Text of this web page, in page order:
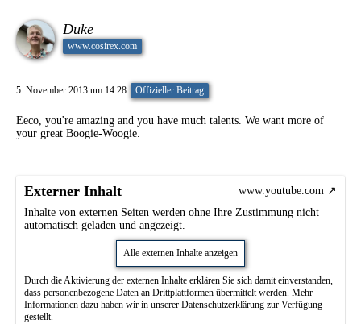
Duke
www.cosirex.com
5. November 2013 um 14:28 Offizieller Beitrag
Eeco, you're amazing and you have much talents. We want more of
your great Boogie-Woogie.
Externer Inhalt
www.youtube.com
Inhalte von externen Seiten werden ohne Ihre Zustimmung nicht
automatisch geladen und angezeigt.
Alle externen Inhalte anzeigen
Durch die Aktivierung der externen Inhalte erklären Sie sich damit einverstanden,
dass personenbezogene Daten an Drittplattformen übermittelt werden. Mehr
Informationen dazu haben wir in unserer Datenschutzerklärung zur Verfügung
gestellt.